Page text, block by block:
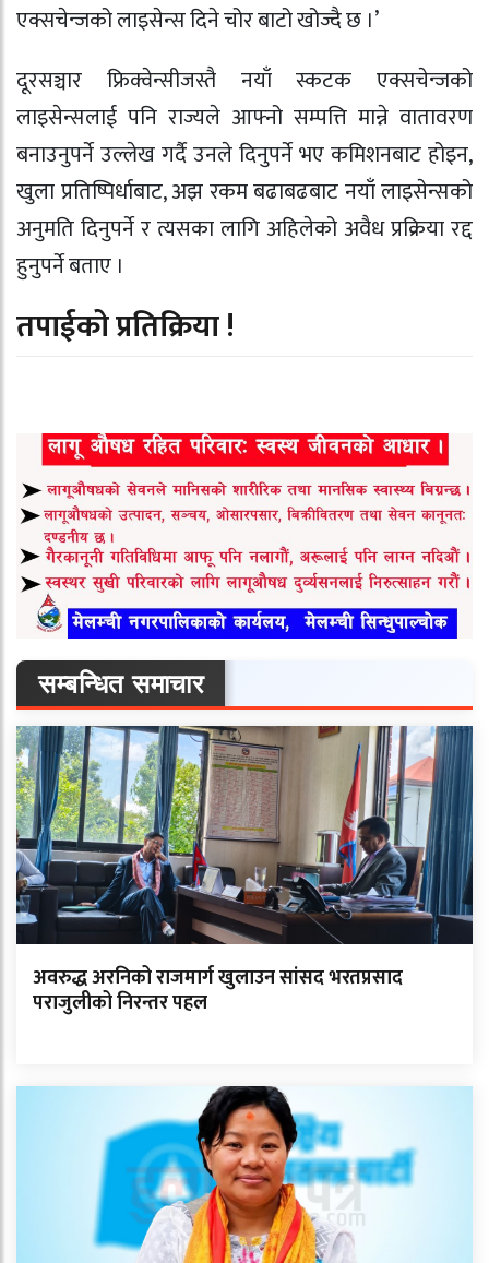
एक्सचेन्जको लाइसेन्स दिने चोर बाटो खोज्दै छ ।’
दूरसञ्चार फ्रिक्वेन्सीजस्तै नयाँ स्कटक एक्सचेन्जको
लाइसेन्सलाई पनि राज्यले आफ्नो सम्पत्ति मान्ने वातावरण
बनाउनुपर्ने उल्लेख गर्दै उनले दिनुपर्ने भए कमिशनबाट होइन,
खुला प्रतिष्पिर्धाबाट, अझ रकम बढाबढबाट नयाँ लाइसेन्सको
अनुमति दिनुपर्ने र त्यसका लागि अहिलेको अवैध प्रक्रिया रद्द
हुनुपर्ने बताए ।
तपाईको प्रतिक्रिया !
सम्बन्धित समाचार
अवरुद्ध अरनिको राजमार्ग खुलाउन सांसद भरतप्रसाद
पराजुलीको निरन्तर पहल